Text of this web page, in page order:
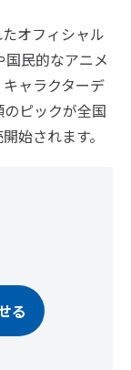
オフィシャル
民的なアニメ
ャラクターデ
ピックが全国
始されます。
る